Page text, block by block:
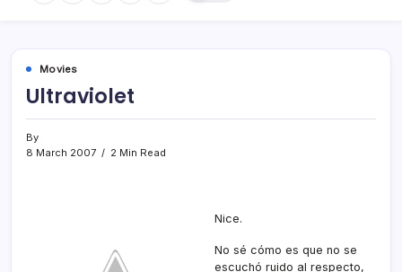
Movies
Ultraviolet
By
8 March 2007
2 Min Read
Nice.
No sé cómo es que no se
escuchó ruido al respecto,